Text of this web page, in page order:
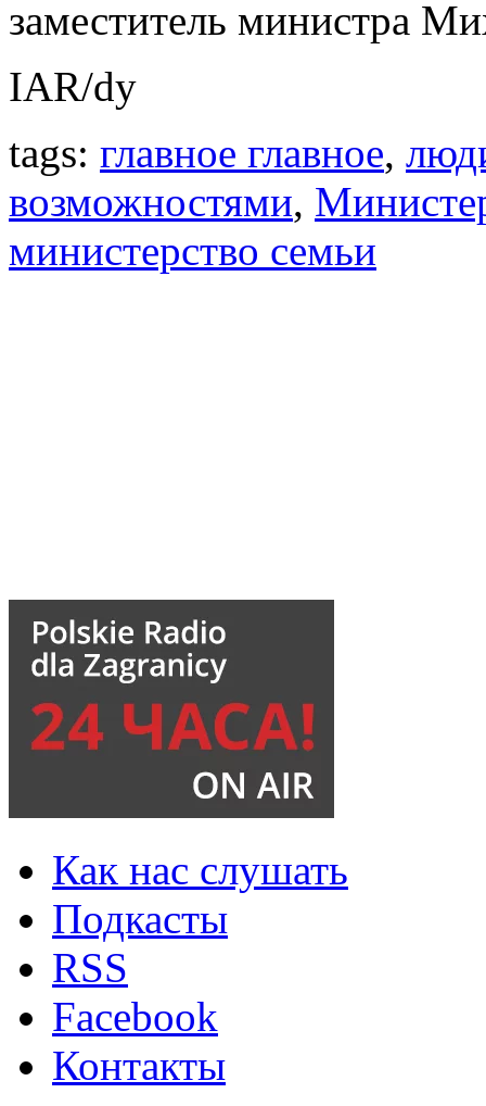
заместитель министра
IAR/dy
tags: главное главное,
возможностями,
министерство семьи
Как нас слушать
Подкасты
RSS
Facebook
Контакты